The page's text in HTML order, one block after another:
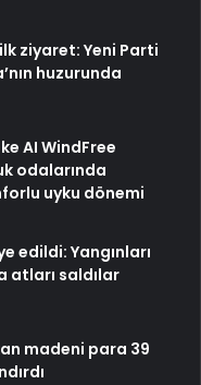
ziyaret: Yeni Parti
huzurunda
AI WindFree
odalarında
uyku dönemi
edildi: Yangınları
atları saldılar
madeni para 39